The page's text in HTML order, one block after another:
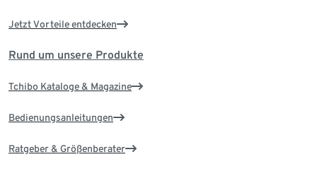
Jetzt Vorteile entdecken
Rund um unsere Produkte
Tchibo Kataloge & Magazine
Bedienungsanleitungen
Ratgeber & Größenberater